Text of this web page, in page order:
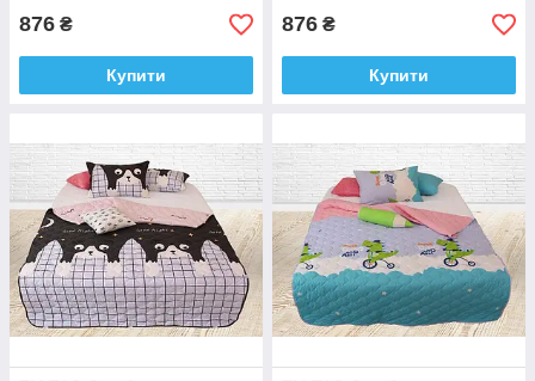
876 ₴
Купити
876 ₴
Купити